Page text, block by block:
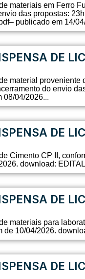
materiais em Ferro
das propostas:
publicado em 14/
DE
material
do envio
08/04/2026...
DE
Cimento CP II,
download:
DE
materiais para
de 10/04/2026.
DE